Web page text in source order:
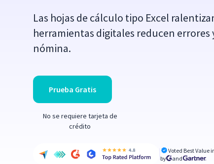
Las hojas de cálculo tipo Excel
herramientas digitales reducen errores
nómina.
Prueba Gratis
No se requiere tarjeta de
crédito
Voted Best Value
by
and